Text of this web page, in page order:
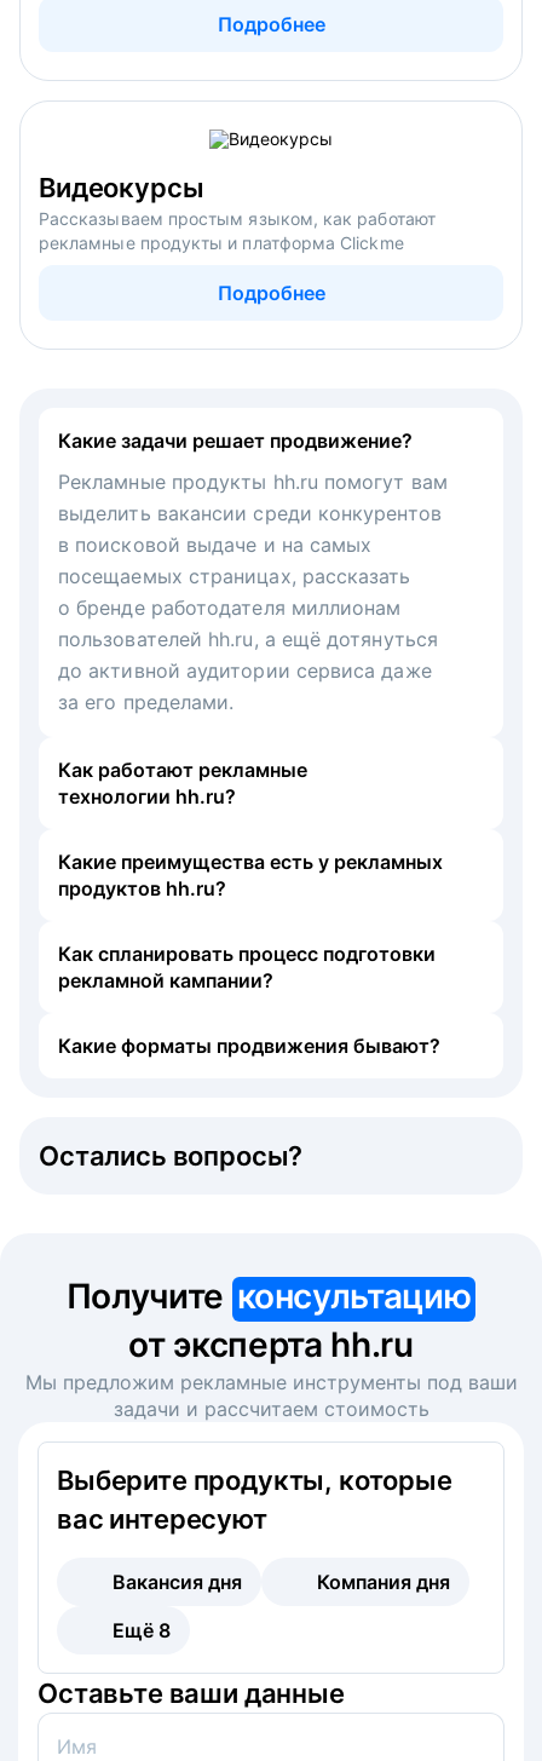
Подробнее
Видеокурсы
Рассказываем простым языком, как работают
рекламные продукты и платформа Clickme
Подробнее
Какие задачи решает продвижение?
Рекламные продукты hh.ru помогут вам
выделить вакансии среди конкурентов
в поисковой выдаче и на самых
посещаемых страницах, рассказать
о бренде работодателя миллионам
пользователей hh.ru, а ещё дотянуться
до активной аудитории сервиса даже
за его пределами.
Как работают рекламные
технологии hh.ru?
Какие преимущества есть у рекламных
продуктов hh.ru?
Как спланировать процесс подготовки
рекламной кампании?
Какие форматы продвижения бывают?
Остались вопросы?
Получите консультацию
от эксперта hh.ru
Мы предложим рекламные инструменты под ваши
задачи и рассчитаем стоимость
Выберите продукты, которые
вас интересуют
Вакансия дня
Компания дня
Ещё 8
Оставьте ваши данные
Имя